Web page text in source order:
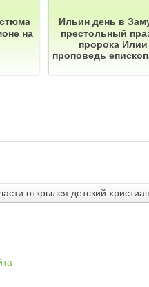
на
Ильин день в
престольный
пророка Илии
проповедь
открылся детский